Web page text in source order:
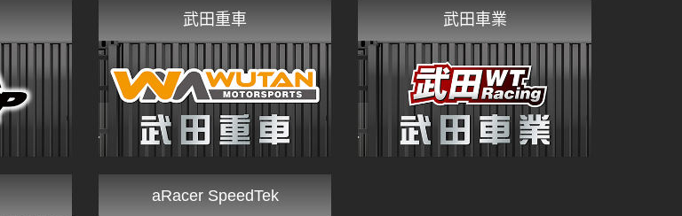
武田重車 武田車業
aRacer SpeedTek